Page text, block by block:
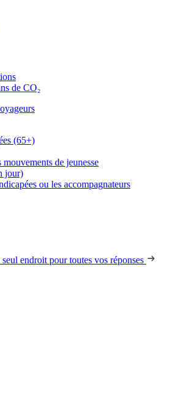
de CO₂
(65+)
de jeunesse
jour)
ou les accompagnateurs
endroit pour toutes vos réponses